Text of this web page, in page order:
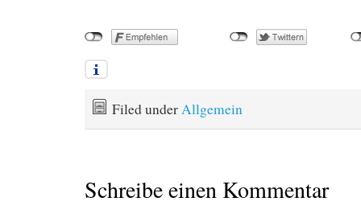
Filed underAllgemein
Schreibe einen Kommentar